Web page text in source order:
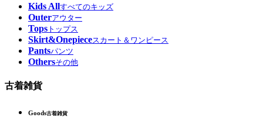
Kids Allすべてのキッズ
Outerアウター
Tops トップス
Skirt&Onepieceスカート＆ワンピース
Pantsパンツ
Othersその他
古着雑貨
Goods古着雑貨